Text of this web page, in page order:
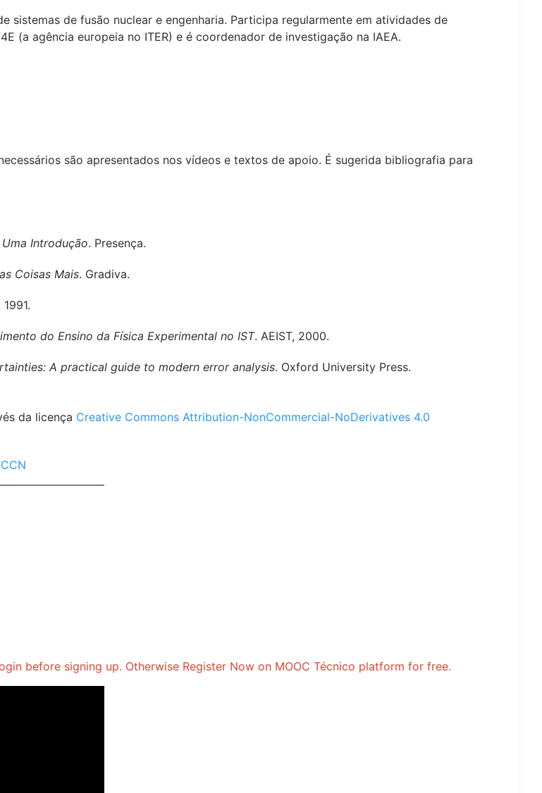
sistemas de fusão nuclear e engenharia. Participa regularmente em atividades de
(a agência europeia no ITER) e é coordenador de investigação na IAEA.
são apresentados nos vídeos e textos de apoio. É sugerida bibliografia para
Introdução. Presença.
Coisas Mais. Gradiva.
do Ensino da Física Experimental no IST. AEIST, 2000.
A practical guide to modern error analysis. Oxford University Press.
da licença Creative Commons Attribution-NonCommercial-NoDerivatives 4.0
before signing up. Otherwise Register Now on MOOC Técnico platform for free.